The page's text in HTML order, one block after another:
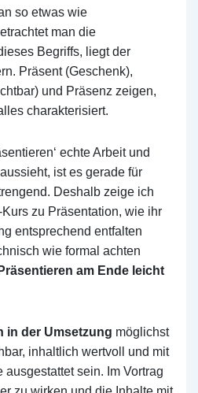
so etwas wie
man die
Begriffs, liegt der
Präsent (Geschenk),
und Präsenz zeigen,
charakterisiert.
echte Arbeit und
ist es gerade für
Deshalb zeige ich
zu Präsentation, wie ihr
entsprechend entfalten
wie formal achten
Präsentieren am Ende leicht
in der Umsetzung möglichst
inhaltlich wertvoll und mit
sein. Im Vortrag